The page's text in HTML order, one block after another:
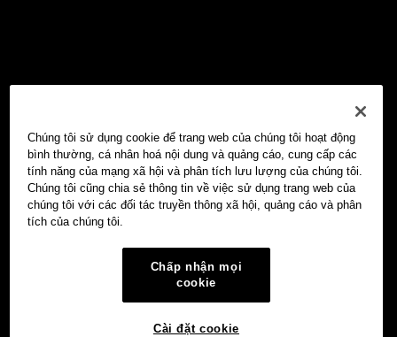
Chúng tôi sử dụng cookie để trang web của chúng tôi hoạt động
bình thường, cá nhân hoá nội dung và quảng cáo, cung cấp các
tính năng của mạng xã hội và phân tích lưu lượng của chúng tôi.
Chúng tôi cũng chia sẻ thông tin về việc sử dụng trang web của
chúng tôi với các đối tác truyền thông xã hội, quảng cáo và phân
tích của chúng tôi.
Chấp nhận mọi
cookie
Cài đặt cookie